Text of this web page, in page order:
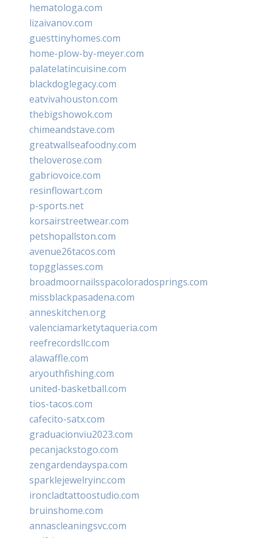
hematologa.com
lizaivanov.com
guesttinyhomes.com
home-plow-by-meyer.com
palatelatincuisine.com
blackdoglegacy.com
eatvivahouston.com
thebigshowok.com
chimeandstave.com
greatwallseafoodny.com
theloverose.com
gabriovoice.com
resinflowart.com
p-sports.net
korsairstreetwear.com
petshopallston.com
avenue26tacos.com
topgglasses.com
broadmoornailsspacoloradosprings.com
missblackpasadena.com
anneskitchen.org
valenciamarketytaqueria.com
reefrecordsllc.com
alawaffle.com
aryouthfishing.com
united-basketball.com
tios-tacos.com
cafecito-satx.com
graduacionviu2023.com
pecanjackstogo.com
zengardendayspa.com
sparklejewelryinc.com
ironcladtattoostudio.com
bruinshome.com
annascleaningsvc.com